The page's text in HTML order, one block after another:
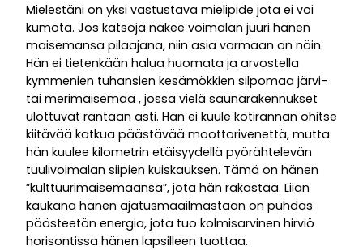
Mielestäni on yksi vastustava mielipide jota ei voi
kumota. Jos katsoja näkee voimalan juuri hänen
maisemansa pilaajana, niin asia varmaan on näin.
Hän ei tietenkään halua huomata ja arvostella
kymmenien tuhansien kesämökkien silpomaa järvi-
tai merimaisemaa , jossa vielä saunarakennukset
ulottuvat rantaan asti. Hän ei kuule kotirannan ohitse
kiitävää katkua päästävää moottorivenettä, mutta
hän kuulee kilometrin etäisyydellä pyörähtelevän
tuulivoimalan siipien kuiskauksen. Tämä on hänen
”kulttuurimaisemaansa”, jota hän rakastaa. Liian
kaukana hänen ajatusmaailmastaan on puhdas
päästeetön energia, jota tuo kolmisarvinen hirviö
horisontissa hänen lapsilleen tuottaa.